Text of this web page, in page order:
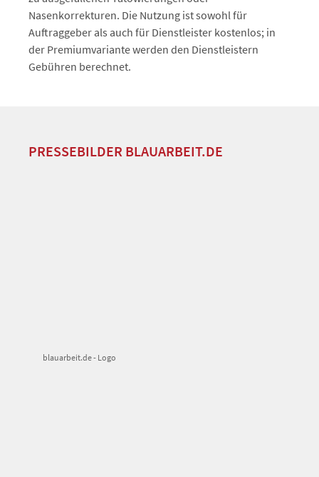
Nasenkorrekturen. Die Nutzung ist sowohl für
Auftraggeber als auch für Dienstleister kostenlos; in
der Premiumvariante werden den Dienstleistern
Gebühren berechnet.
PRESSEBILDER BLAUARBEIT.DE
blauarbeit.de - Logo